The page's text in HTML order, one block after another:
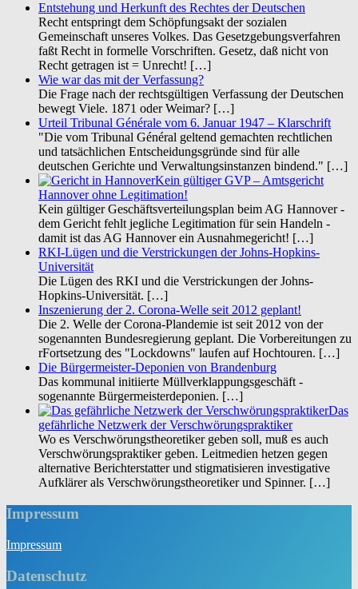
Entstehung und Herkunft des Rechtes der Deutschen
Recht entspringt dem Schöpfungsakt der sozialen
Gemeinschaft unseres Volkes. Das Gesetzgebungsverfahren
faßt Recht in formelle Vorschriften. Gesetz, daß nicht von
Recht getragen ist = Unrecht! […]
Wie war das mit der Verfassung?
Die Frage nach der rechtsgültigen Verfassung der Deutschen
bewegt Viele. 1871 oder Weimar? […]
Urteil Tribunal Générale vom 6. Januar 1947 – Klarschrift
"Die vom Tribunal Général geltend gemachten rechtlichen
und tatsächlichen Entscheidungsgründe sind für alle
deutschen Gerichte und Verwaltungsinstanzen bindend." […]
Kein gültiger GVP – Amtsgericht
Hannover ohne Legitimation!
Kein gültiger Geschäftsverteilungsplan beim AG Hannover -
dem Gericht fehlt jegliche Legitimation für sein Handeln -
damit ist das AG Hannover ein Ausnahmegericht! […]
RKI-Lügen und die Verstrickungen der Johns-Hopkins-
Universität
Die Lügen des RKI und die Verstrickungen der Johns-
Hopkins-Universität. […]
Inszenierung der 2. Corona-Welle seit 2012 geplant!
Die 2. Welle der Corona-Plandemie ist seit 2012 von der
sogenannten Bundesregierung geplant. Die Vorbereitungen zu
rFortsetzung des "Lockdowns" laufen auf Hochtouren. […]
Die Bürgermeister-Deponien von Brandenburg
Das kommunal initiierte Müllverklappungsgeschäft -
sogenannte Bürgermeisterdeponien. […]
Das
gefährliche Netzwerk der Verschwörungspraktiker
Wo es Verschwörungstheoretiker geben soll, muß es auch
Verschwörungspraktiker geben. Leitmedien hetzen gegen
alternative Berichterstatter und stigmatisieren investigative
Aufklärer als Verschwörungstheoretiker und Spinner. […]
Impressum
Impres­sum
Datenschutz